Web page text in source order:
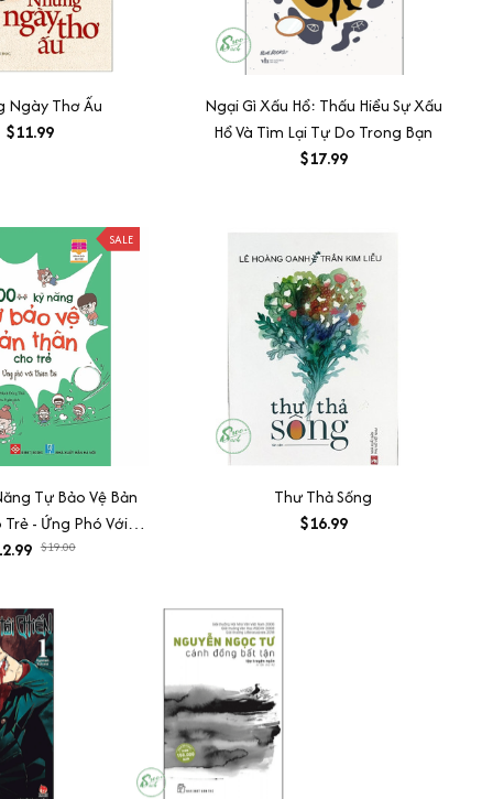
Ngày Thơ Ấu
$11.99
Ngại Gì Xấu Hổ: Thấu Hiểu Sự Xấu
Hổ Và Tìm Lại Tự Do Trong Bạn
$17.99
SALE
Tự Bảo Vệ Bản
- Ứng Phó Với
Tai
$19.00
Thư Thả Sống
$16.99